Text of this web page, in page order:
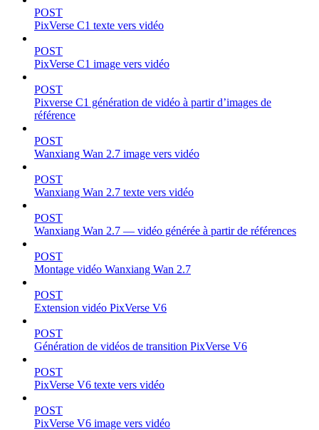
POST
PixVerse C1 texte vers vidéo
POST
PixVerse C1 image vers vidéo
POST
Pixverse C1 génération de vidéo à partir d’images de
référence
POST
Wanxiang Wan 2.7 image vers vidéo
POST
Wanxiang Wan 2.7 texte vers vidéo
POST
Wanxiang Wan 2.7 — vidéo générée à partir de références
POST
Montage vidéo Wanxiang Wan 2.7
POST
Extension vidéo PixVerse V6
POST
Génération de vidéos de transition PixVerse V6
POST
PixVerse V6 texte vers vidéo
POST
PixVerse V6 image vers vidéo